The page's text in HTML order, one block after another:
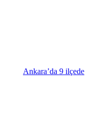
Ankara’da 9 ilçede